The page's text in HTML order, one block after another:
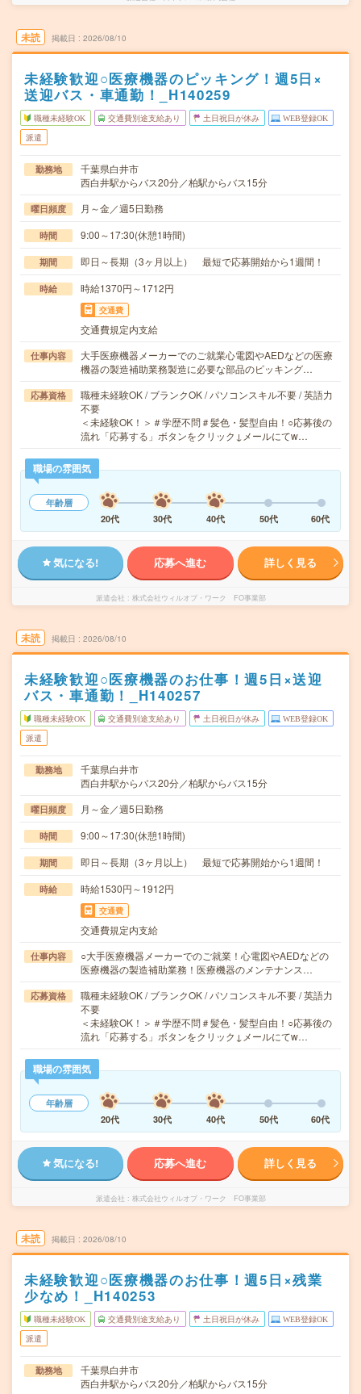
未読 掲載日 2026/08/10
未経験歓迎○医療機器のピッキング！週5日×
送迎バス・車通勤！_H140259
職種未経験OK 交通費別途支給あり 土日祝日が休み WEB登録OK
派遣
勤務地
千葉県白井市
西白井駅からバス20分／柏駅からバス15分
曜日頻度 月～金／週5日勤務
時間 9:00～17:30(休憩1時間)
期間 即日～長期（3ヶ月以上） 最短で応募開始から1週間！
時給 時給1370円～1712円
交通費
交通費規定内支給
仕事内容
大手医療機器メーカーでのご就業心電図やAEDなどの医療
機器の製造補助業務製造に必要な部品のピッキング…
応募資格
職種未経験OK / ブランクOK / パソコンスキル不要 / 英語力
不要
＜未経験OK！＞＃学歴不問＃髪色・髪型自由！○応募後の
流れ「応募する」ボタンをクリック↓メールにてw…
職場の雰囲気
年齢層
20代
30代 40代 50代 60代
気になる! 応募へ進む 詳しく見る
派遣会社 株式会社ウィルオブ・ワーク FO事業部
未読 掲載日 2026/08/10
未経験歓迎○医療機器のお仕事！週5日×送迎
バス・車通勤！_H140257
職種未経験OK 交通費別途支給あり 土日祝日が休み WEB登録OK
派遣
勤務地
千葉県白井市
西白井駅からバス20分／柏駅からバス15分
曜日頻度 月～金／週5日勤務
時間 9:00～17:30(休憩1時間)
期間 即日～長期（3ヶ月以上） 最短で応募開始から1週間！
時給 時給1530円～1912円
交通費
交通費規定内支給
仕事内容
○大手医療機器メーカーでのご就業！心電図やAEDなどの
医療機器の製造補助業務！医療機器のメンテナンス…
応募資格
職種未経験OK / ブランクOK / パソコンスキル不要 / 英語力
不要
＜未経験OK！＞＃学歴不問＃髪色・髪型自由！○応募後の
流れ「応募する」ボタンをクリック↓メールにてw…
職場の雰囲気
年齢層
20代
30代 40代 50代 60代
気になる! 応募へ進む 詳しく見る
派遣会社 株式会社ウィルオブ・ワーク FO事業部
未読 掲載日 2026/08/10
未経験歓迎○医療機器のお仕事！週5日×残業
少なめ！_H140253
職種未経験OK 交通費別途支給あり 土日祝日が休み WEB登録OK
派遣
勤務地
千葉県白井市
西白井駅からバス20分／柏駅からバス15分